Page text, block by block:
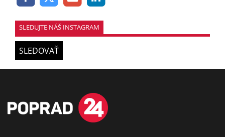
SLEDUJTE NÁŠ INSTAGRAM
SLEDOVAŤ